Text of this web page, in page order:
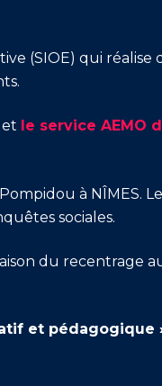
(SIOE) qui réalise
et le service AEMO
à NÎMES.
sociales.
du recentrage
et pédagogique »